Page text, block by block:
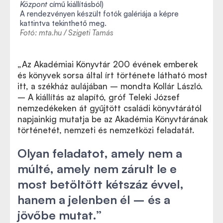
Központ című kiállításból)
A rendezvényen készült fotók galériája a képre
kattintva tekinthető meg.
Fotó: mta.hu / Szigeti Tamás
„Az Akadémiai Könyvtár 200 évének emberek
és könyvek sorsa által írt története látható most
itt, a székház aulájában – mondta Kollár László.
– A kiállítás az alapító, gróf Teleki József
nemzedékeken át gyűjtött családi könyvtárától
napjainkig mutatja be az Akadémia Könyvtárának
történetét, nemzeti és nemzetközi feladatát.
Olyan feladatot, amely nem a
múlté, amely nem zárult le e
most betöltött kétszáz évvel,
hanem a jelenben él – és a
jövőbe mutat.”